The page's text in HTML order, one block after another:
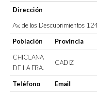
Dirección
Av. de los Descubrimientos
Población Provincia
CHICLANA
DE LA FRA.
CADIZ
Teléfono Email